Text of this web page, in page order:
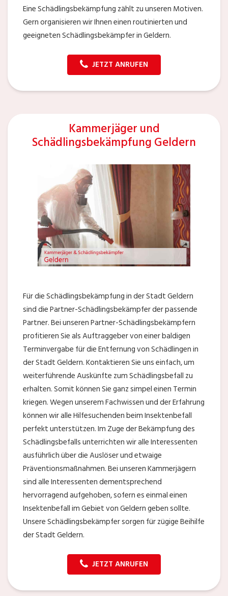
Eine Schädlingsbekämpfung zählt zu unseren Motiven.
Gern organisieren wir Ihnen einen routinierten und
geeigneten Schädlingsbekämpfer in Geldern.
JETZT ANRUFEN
Kammerjäger und
Schädlingsbekämpfung Geldern
Für die Schädlingsbekämpfung in der Stadt Geldern
sind die Partner-Schädlingsbekämpfer der passende
Partner. Bei unseren Partner-Schädlingsbekämpfern
profitieren Sie als Auftraggeber von einer baldigen
Terminvergabe für die Entfernung von Schädlingen in
der Stadt Geldern. Kontaktieren Sie uns einfach, um
weiterführende Auskünfte zum Schädlingsbefall zu
erhalten. Somit können Sie ganz simpel einen Termin
kriegen. Wegen unserem Fachwissen und der Erfahrung
können wir alle Hilfesuchenden beim Insektenbefall
perfekt unterstützen. Im Zuge der Bekämpfung des
Schädlingsbefalls unterrichten wir alle Interessenten
ausführlich über die Auslöser und etwaige
Präventionsmaßnahmen. Bei unseren Kammerjägern
sind alle Interessenten dementsprechend
hervorragend aufgehoben, sofern es einmal einen
Insektenbefall im Gebiet von Geldern geben sollte.
Unsere Schädlingsbekämpfer sorgen für zügige Beihilfe
der Stadt Geldern.
JETZT ANRUFEN